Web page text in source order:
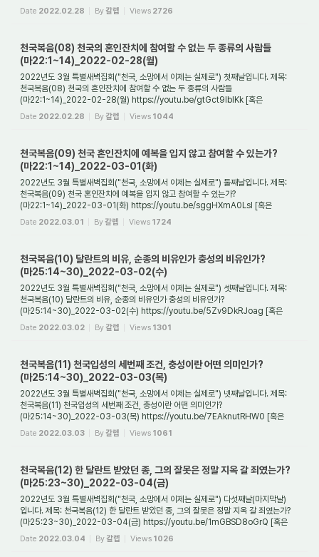
있도록 허락된 장소가 되었다. 그러나 아무...
Date 2022.02.28 By갈렙 Views 2726
천국복음(08) 천국의 혼인잔치에 참여할 수 없는 두 종류의 사람들
(마22:1~14)_2022-02-28(월)
2022년도 3월 특별새벽집회("천국, 소망에서 이제는 실제로") 첫째날입니다. 제목:
천국복음(08) 천국의 혼인잔치에 참여할 수 없는 두 종류의 사람들
(마22:1~14)_2022-02-28(월) https://youtu.be/gtGct9IbIKk [혹은
https://tv.naver.com/v/25405830 ] 1. 천...
Date 2022.02.28 By갈렙 Views 1044
천국복음(09) 천국 혼인잔치에 예복을 입지 않고 참여할 수 있는가?
(마22:1~14)_2022-03-01(화)
2022년도 3월 특별새벽집회("천국, 소망에서 이제는 실제로") 둘째날입니다. 제목:
천국복음(09) 천국 혼인잔치에 예복을 입지 않고 참여할 수 있는가?
(마22:1~14)_2022-03-01(화) https://youtu.be/sggHXmA0LsI [혹은
https://tv.naver.com/v/25406033 ] 1. ...
Date 2022.03.01 By갈렙 Views 1724
천국복음(10) 달란트의 비유, 순종의 비유인가 충성의 비유인가?
(마25:14~30)_2022-03-02(수)
2022년도 3월 특별새벽집회("천국, 소망에서 이제는 실제로") 셋째날입니다. 제목:
천국복음(10) 달란트의 비유, 순종의 비유인가 충성의 비유인가?
(마25:14~30)_2022-03-02(수) https://youtu.be/5Zv9DkRJoag [혹은
https://tv.naver.com/v/25469494 ] 1. 달...
Date 2022.03.02 By갈렙 Views 1301
천국복음(11) 천국입성의 세번째 조건, 충성이란 어떤 의미인가?
(마25:14~30)_2022-03-03(목)
2022년도 3월 특별새벽집회("천국, 소망에서 이제는 실제로") 넷째날입니다. 제목:
천국복음(11) 천국입성의 세번째 조건, 충성이란 어떤 의미인가?
(마25:14~30)_2022-03-03(목) https://youtu.be/7EAknutRHW0 [혹은
https://tv.naver.com/v/25469989 ] 1. 천...
Date 2022.03.03 By갈렙 Views 1061
천국복음(12) 한 달란트 받았던 종, 그의 잘못은 정말 지옥 갈 죄였는가?
(마25:23~30)_2022-03-04(금)
2022년도 3월 특별새벽집회("천국, 소망에서 이제는 실제로") 다섯째날(마지막날)
입니다. 제목: 천국복음(12) 한 달란트 받았던 종, 그의 잘못은 정말 지옥 갈 죄였는가?
(마25:23~30)_2022-03-04(금) https://youtu.be/1mGBSD8oGrQ [혹은
https://tv.naver.com...
Date 2022.03.04 By갈렙 Views 1026